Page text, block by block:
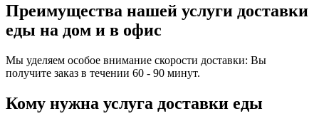
Преимущества нашей услуги доставки
еды на дом и в офис
Мы уделяем особое внимание скорости доставки: Вы
получите заказ в течении 60 - 90 минут.
Кому нужна услуга доставки еды